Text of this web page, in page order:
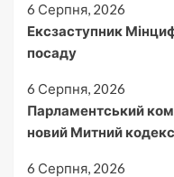
6 Серпня, 2026
Ексзаступник
посаду
6 Серпня, 2026
Парламентський
новий Митний
6 Серпня, 2026